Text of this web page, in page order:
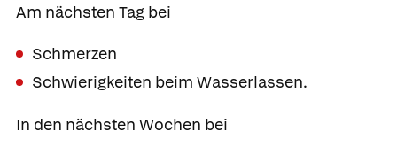
Am nächsten Tag bei
Schmerzen
Schwierigkeiten beim Wasserlassen.
In den nächsten Wochen bei